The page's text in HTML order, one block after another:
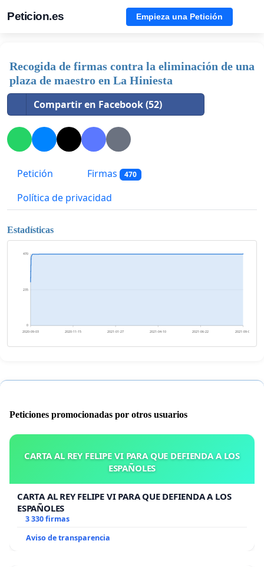
Peticion.es Empieza una Petición
Recogida de firmas contra la eliminación de una
plaza de maestro en La Hiniesta
Compartir en Facebook (52)
Petición Firmas 470
Política de privacidad
Estadísticas
0
235
470
2020-09-03 2020-11-15 2021-01-27 2021-04-10 2021-06-22 2021-09-03
Peticiones promocionadas por otros usuarios
CARTA AL REY FELIPE VI PARA QUE DEFIENDA A LOS
ESPAÑOLES
CARTA AL REY FELIPE VI PARA QUE DEFIENDA A LOS
ESPAÑOLES
3 330 firmas
Aviso de transparencia